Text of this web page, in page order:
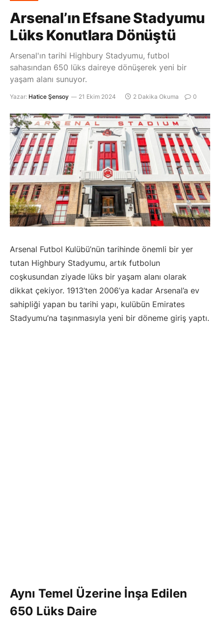
Arsenal’ın Efsane Stadyumu
Lüks Konutlara Dönüştü
Arsenal'ın tarihi Highbury Stadyumu, futbol
sahasından 650 lüks daireye dönüşerek yeni bir
yaşam alanı sunuyor.
Yazar: Hatice Şensoy 21 Ekim 2024 2 Dakika Okuma 0
Arsenal Futbol Kulübü’nün tarihinde önemli bir yer
tutan Highbury Stadyumu, artık futbolun
coşkusundan ziyade lüks bir yaşam alanı olarak
dikkat çekiyor. 1913’ten 2006’ya kadar Arsenal’a ev
sahipliği yapan bu tarihi yapı, kulübün Emirates
Stadyumu’na taşınmasıyla yeni bir döneme giriş yaptı.
Aynı Temel Üzerine İnşa Edilen
650 Lüks Daire